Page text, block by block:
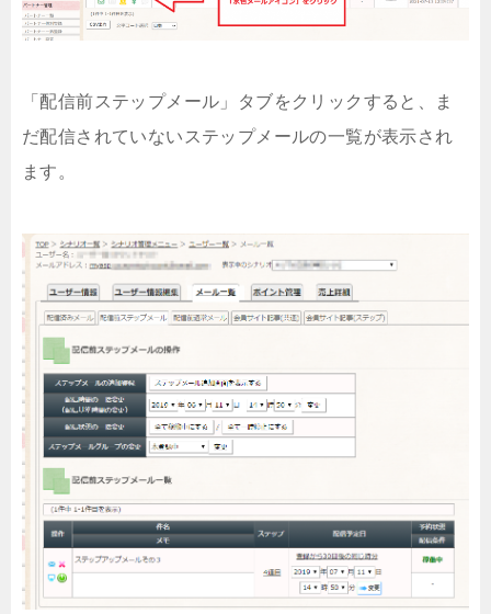
「配信前ステップメール」タブをクリックすると、ま
だ配信されていないステップメールの一覧が表示され
ます。